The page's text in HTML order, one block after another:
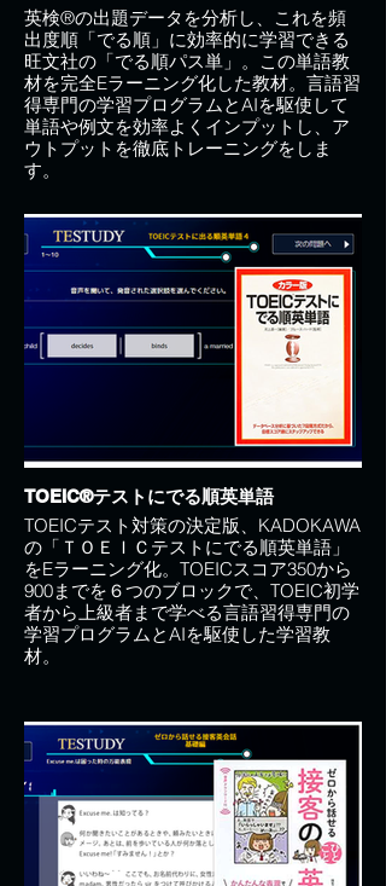
英検®の出題データを分析し、これを頻
出度順「でる順」に効率的に学習できる
旺文社の「でる順パス単」。この単語教
材を完全Eラーニング化した教材。言語習
得専門の学習プログラムとAIを駆使して
単語や例文を効率よくインプットし、ア
ウトプットを徹底トレーニングをしま
す。
TOEIC®テストにでる順英単語
TOEICテスト対策の決定版、KADOKAWA
の「ＴＯＥＩＣテストにでる順英単語」
をEラーニング化。TOEICスコア350から
900までを６つのブロックで、TOEIC初学
者から上級者まで学べる言語習得専門の
学習プログラムとAIを駆使した学習教
材。